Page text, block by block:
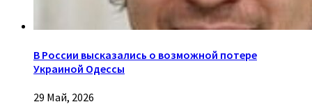
В России высказались о возможной потере
Украиной Одессы
29 Май, 2026